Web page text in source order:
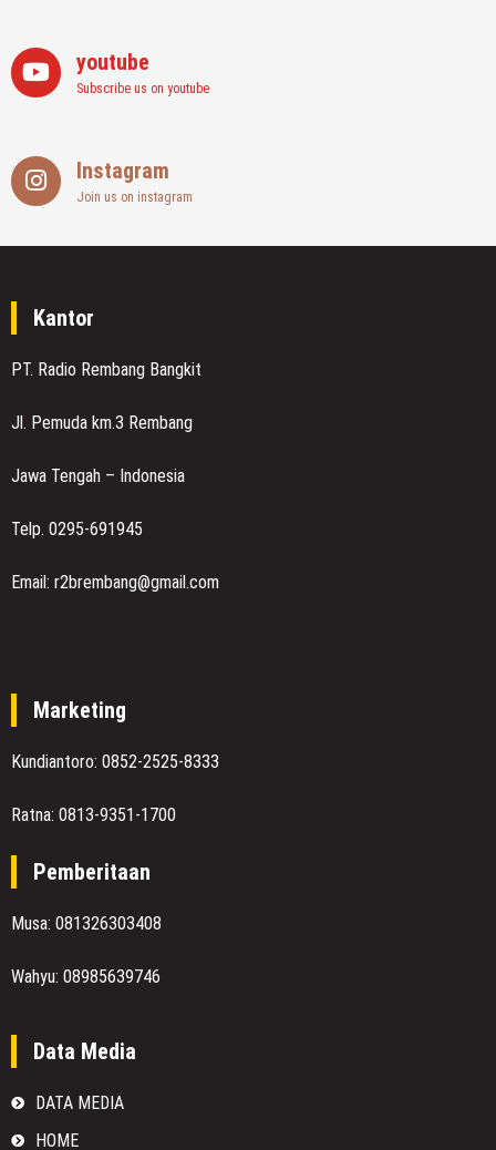
youtube
Subscribe us on youtube
Instagram
Join us on instagram
Kantor
PT. Radio Rembang Bangkit
Jl. Pemuda km.3 Rembang
Jawa Tengah – Indonesia
Telp. 0295-691945
Email: r2brembang@gmail.com
Marketing
Kundiantoro: 0852-2525-8333
Ratna: 0813-9351-1700
Pemberitaan
Musa: 081326303408
Wahyu: 08985639746
Data Media
DATA MEDIA
HOME